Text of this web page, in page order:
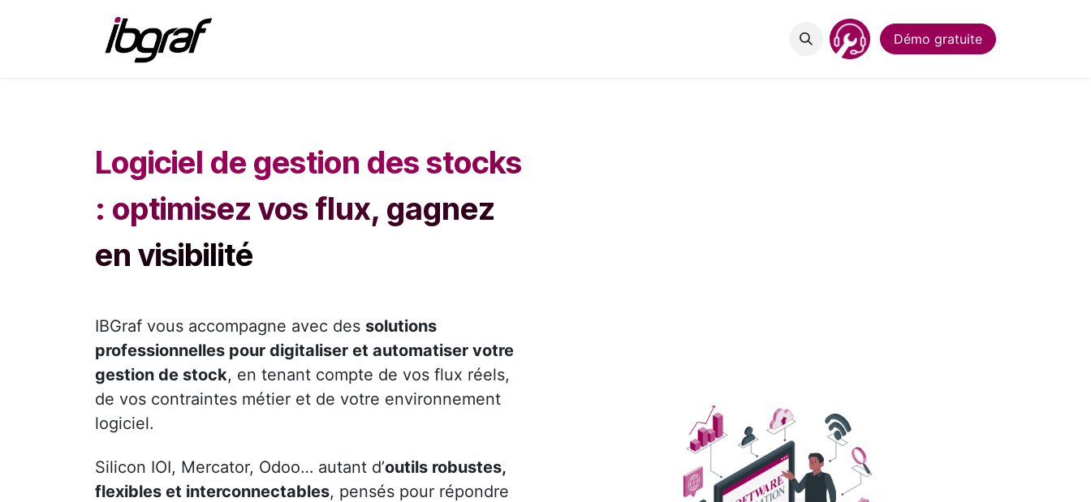
Démo gratuite
Logiciel de gestion des stocks
: optimisez vos flux, gagnez
en visibilité
IBGraf vous accompagne avec des solutions
professionnelles pour digitaliser et automatiser votre
gestion de stock, en tenant compte de vos flux réels,
de vos contraintes métier et de votre environnement
logiciel.
Silicon IOI, Mercator, Odoo… autant d’outils robustes,
flexibles et interconnectables, pensés pour répondre